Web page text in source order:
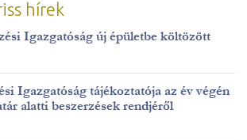
hírek
Igazgatóság új épületbe költözött
Igazgatóság tájékoztatója az év végén
alatti beszerzések rendjéről